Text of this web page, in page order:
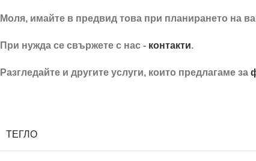
Моля, имайте в предвид това при планирането на
При нужда се свържете с нас - контакти.
Разгледайте и другите услуги, които предлагаме за
ТЕГЛО